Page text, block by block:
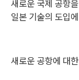
새로운 국제 공항을
일본 기술의 도입
새로운 공항에 대